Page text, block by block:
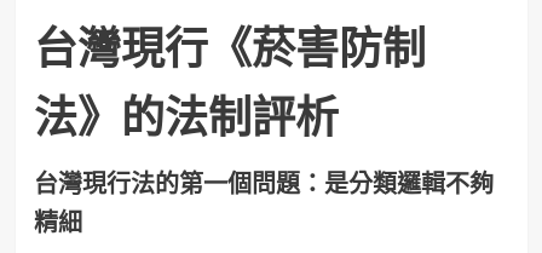
台灣現行《菸害防制
法》的法制評析
台灣現行法的第一個問題：是分類邏輯不夠
精細